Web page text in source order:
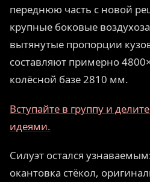
переднюю часть с новой
крупные боковые
вытянутые пропорции
составляют примерно
колёсной базе 2810 мм.
Вступайте в группу и
идеями.
Силуэт остался
окантовка стёкол,